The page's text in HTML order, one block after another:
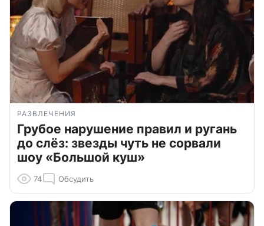
РАЗВЛЕЧЕНИЯ
Грубое нарушение правил и ругань
до слёз: звезды чуть не сорвали
шоу «Большой куш»
74 Обсудить